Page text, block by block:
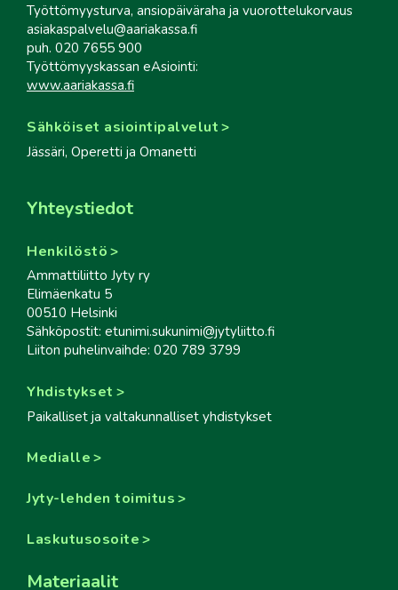
Työttömyysturva, ansiopäiväraha ja vuorottelukorvaus
asiakaspalvelu@aariakassa.fi
puh. 020 7655 900
Työttömyyskassan eAsiointi:
www.aariakassa.fi
Sähköiset asiointipalvelut
Jässäri, Operetti ja Omanetti
Yhteystiedot
Henkilöstö
Ammattiliitto Jyty ry
Elimäenkatu 5
00510 Helsinki
Sähköpostit: etunimi.sukunimi@jytyliitto.fi
Liiton puhelinvaihde: 020 789 3799
Yhdistykset
Paikalliset ja valtakunnalliset yhdistykset
Medialle
Jyty-lehden toimitus
Laskutusosoite
Materiaalit